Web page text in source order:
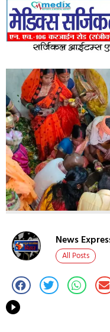
News
All Posts